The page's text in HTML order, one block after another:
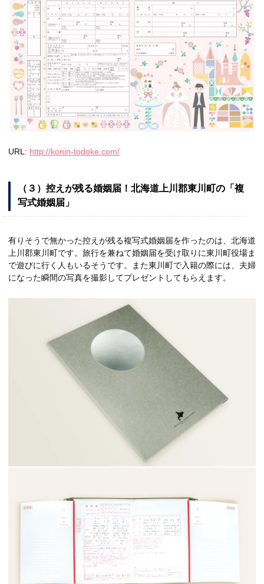
URL: http://konin-todoke.com/
（３）控えが残る婚姻届！北海道上川郡東川町の「複
写式婚姻届」
有りそうで無かった控えが残る複写式婚姻届を作ったのは、北海道
上川郡東川町です。旅行を兼ねて婚姻届を受け取りに東川町役場ま
で遊びに行く人もいるそうです。また東川町で入籍の際には、夫婦
になった瞬間の写真を撮影してプレゼントしてもらえます。